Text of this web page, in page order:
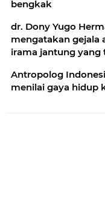
bengkak
dr. Dony Yugo
mengatakan gejala
irama jantung
dan stroke
Antropolog
menilai gaya hidup